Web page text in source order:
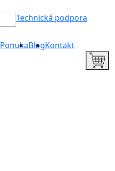
Technická podpora
PonukaBlogKontakt